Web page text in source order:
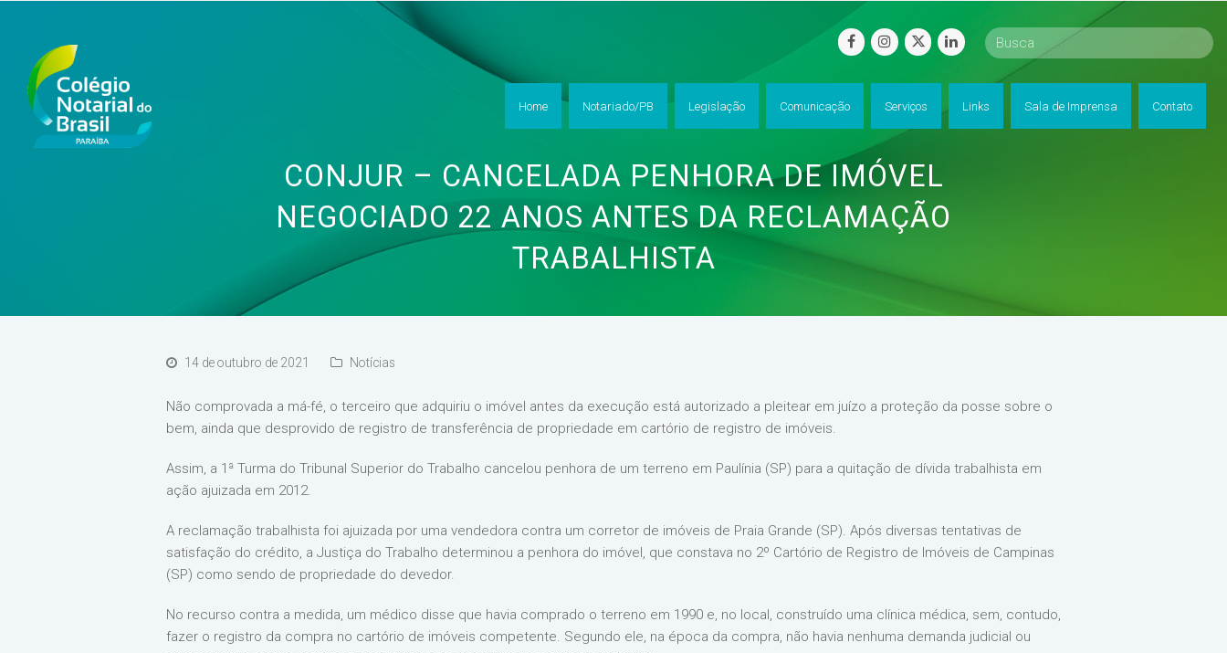
facebookinstagram
twitterlinkedin
Home Notariado/PB Legislação Comunicação Serviços Links Sala de Imprensa Contato
CONJUR – CANCELADA PENHORA DE IMÓVEL
NEGOCIADO 22 ANOS ANTES DA RECLAMAÇÃO
TRABALHISTA
14 de outubro de 2021 Notícias
Não comprovada a má-fé, o terceiro que adquiriu o imóvel antes da execução está autorizado a pleitear em juízo a proteção da posse sobre o
bem, ainda que desprovido de registro de transferência de propriedade em cartório de registro de imóveis.
Assim, a 1ª Turma do Tribunal Superior do Trabalho cancelou penhora de um terreno em Paulínia (SP) para a quitação de dívida trabalhista em
ação ajuizada em 2012.
A reclamação trabalhista foi ajuizada por uma vendedora contra um corretor de imóveis de Praia Grande (SP). Após diversas tentativas de
satisfação do crédito, a Justiça do Trabalho determinou a penhora do imóvel, que constava no 2º Cartório de Registro de Imóveis de Campinas
(SP) como sendo de propriedade do devedor.
No recurso contra a medida, um médico disse que havia comprado o terreno em 1990 e, no local, construído uma clínica médica, sem, contudo,
fazer o registro da compra no cartório de imóveis competente. Segundo ele, na época da compra, não havia nenhuma demanda judicial ou